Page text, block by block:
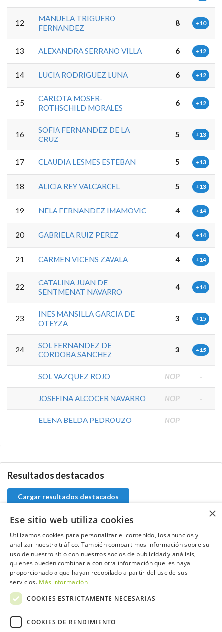
12
MANUELA TRIGUERO
FERNANDEZ
8 +10
13 ALEXANDRA SERRANO VILLA 6 +12
14 LUCIA RODRIGUEZ LUNA 6 +12
15
CARLOTA MOSER-
ROTHSCHILD MORALES
6 +12
16
SOFIA FERNANDEZ DE LA
CRUZ
5 +13
17 CLAUDIA LESMES ESTEBAN 5 +13
18 ALICIA REY VALCARCEL 5 +13
19 NELA FERNANDEZ IMAMOVIC 4 +14
20 GABRIELA RUIZ PEREZ 4 +14
21 CARMEN VICENS ZAVALA 4 +14
22
CATALINA JUAN DE
SENTMENAT NAVARRO
4 +14
23
INES MANSILLA GARCIA DE
OTEYZA
3 +15
24
SOL FERNANDEZ DE
CORDOBA SANCHEZ
3 +15
SOL VAZQUEZ ROJO NOP -
JOSEFINA ALCOCER NAVARRO NOP -
ELENA BELDA PEDROUZO NOP -
Resultados destacados
Cargar resultados destacados
Contacta con el equipo de NextCaddy
Opina Contacta
×
Ese sitio web utiliza cookies
Utilizamos cookies para personalizar el contenido, los anuncios y
analizar nuestro tráfico. También compartimos información sobre su
uso de nuestro sitio con nuestros socios de publicidad y análisis,
quienes pueden combinarla con otra información que les haya
proporcionado o que hayan recopilado a partir del uso de sus
servicios. Más información
COOKIES ESTRICTAMENTE NECESARIAS
COOKIES DE RENDIMIENTO